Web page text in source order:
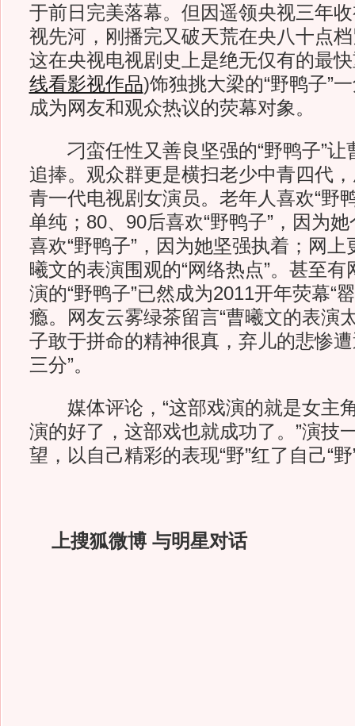
于前日完美落幕。但因遥领央视三年
视先河，刚播完又破天荒在央八十点
这在央视电视剧史上是绝无仅有的最
线看影视作品)饰独挑大梁的“野鸭子”
成为网友和观众热议的荧幕对象。
刁蛮任性又善良坚强的“野鸭子”让
追捧。观众群更是横扫老少中青四代
青一代电视剧女演员。老年人喜欢“野
单纯；80、90后喜欢“野鸭子”，因为
喜欢“野鸭子”，因为她坚强执着；网
曦文的表演围观的“网络热点”。甚至
演的“野鸭子”已然成为2011开年荧幕“
瘾。网友云雾绿茶留言“曹曦文的表演
子敢于拼命的精神很真，弃儿的悲惨
三分”。
媒体评论，“这部戏演的就是女主
演的好了，这部戏也就成功了。”演技
望，以自己精彩的表现“野”红了自己“
上搜狐微博 与明星对话